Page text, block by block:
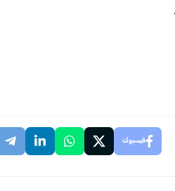
فيسبوك